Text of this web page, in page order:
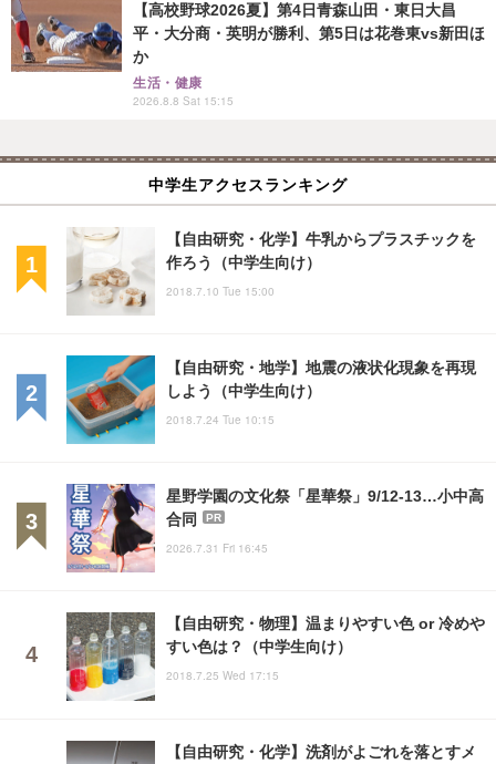
【高校野球2026夏】第4日青森山田・東日大昌
平・大分商・英明が勝利、第5日は花巻東vs新田ほ
か
生活・健康
2026.8.8 Sat 15:15
中学生アクセスランキング
【自由研究・化学】牛乳からプラスチックを
作ろう（中学生向け）
2018.7.10 Tue 15:00
【自由研究・地学】地震の液状化現象を再現
しよう（中学生向け）
2018.7.24 Tue 10:15
星野学園の文化祭「星華祭」9/12-13…小中高
合同
PR
2026.7.31 Fri 16:45
【自由研究・物理】温まりやすい色 or 冷めや
すい色は？（中学生向け）
2018.7.25 Wed 17:15
【自由研究・化学】洗剤がよごれを落とすメ